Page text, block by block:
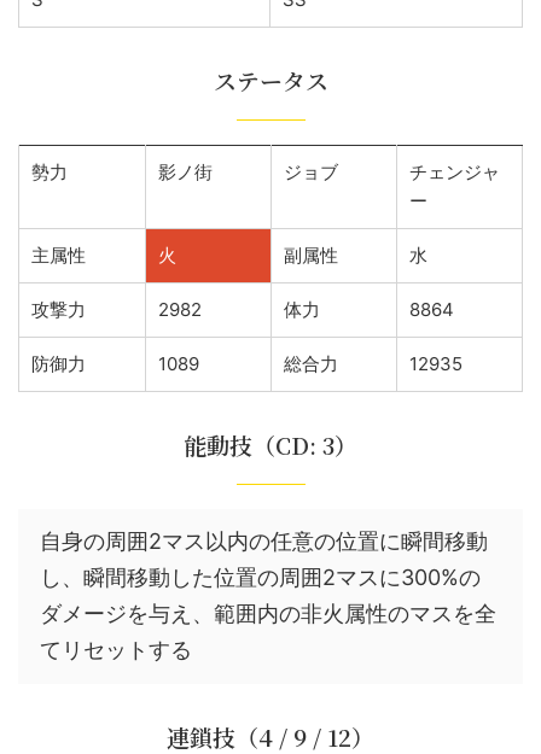
ステータス
勢力 影ノ街 ジョブ
チェンジャ
ー
主属性 火 副属性 水
攻撃力 2982 体力 8864
防御力 1089 総合力 12935
能動技（CD: 3）
自身の周囲2マス以内の任意の位置に瞬間移動
し、瞬間移動した位置の周囲2マスに300%の
ダメージを与え、範囲内の非火属性のマスを全
てリセットする
連鎖技（4 / 9 / 12）